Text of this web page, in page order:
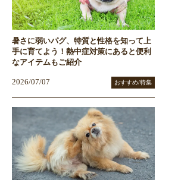
暑さに弱いパグ、特質と性格を知って上
手に育てよう！熱中症対策にあると便利
なアイテムもご紹介
2026/07/07 おすすめ/特集